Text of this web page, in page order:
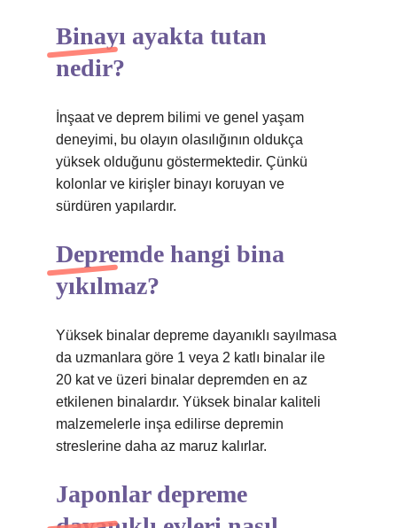
Binayı ayakta tutan
nedir?
İnşaat ve deprem bilimi ve genel yaşam
deneyimi, bu olayın olasılığının oldukça
yüksek olduğunu göstermektedir. Çünkü
kolonlar ve kirişler binayı koruyan ve
sürdüren yapılardır.
Depremde hangi bina
yıkılmaz?
Yüksek binalar depreme dayanıklı sayılmasa
da uzmanlara göre 1 veya 2 katlı binalar ile
20 kat ve üzeri binalar depremden en az
etkilenen binalardır. Yüksek binalar kaliteli
malzemelerle inşa edilirse depremin
streslerine daha az maruz kalırlar.
Japonlar depreme